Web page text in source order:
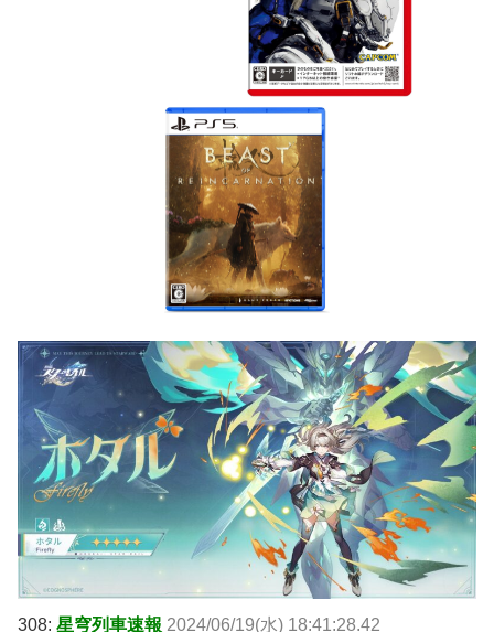
308: 星穹列車速報 2024/06/19(水) 18:41:28.42